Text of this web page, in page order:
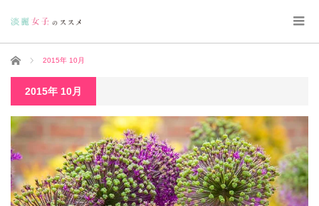
ホーム 2015年 10月
2015年 10月